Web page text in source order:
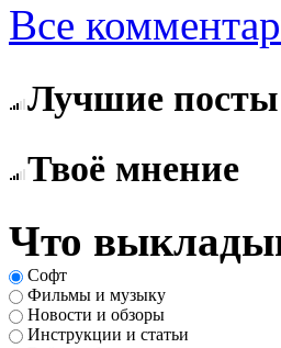
Все
Лучшие посты
Твоё мнение
Что
Софт
Фильмы и музыку
Новости и обзоры
Инструкции и статьи